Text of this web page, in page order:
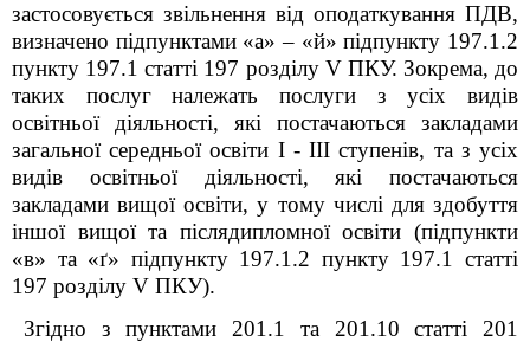
застосовується звільнення від оподаткування ПДВ,
визначено підпунктами «а» – «й» підпункту 197.1.2
пункту 197.1 статті 197 розділу V ПКУ. Зокрема, до
таких послуг належать послуги з усіх видів
освітньої діяльності, які постачаються закладами
загальної середньої освіти I - III ступенів, та з усіх
видів освітньої діяльності, які постачаються
закладами вищої освіти, у тому числі для здобуття
іншої вищої та післядипломної освіти (підпункти
«в» та «ґ» підпункту 197.1.2 пункту 197.1 статті
197 розділу V ПКУ).
Згідно з пунктами 201.1 та 201.10 статті 201